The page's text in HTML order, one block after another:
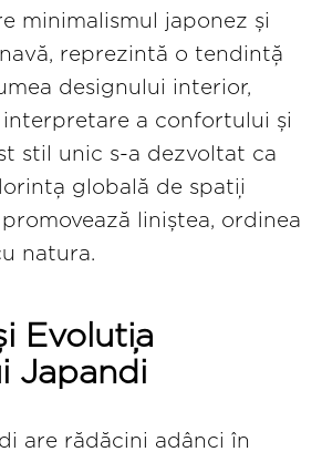
minimalismul japonez și
reprezintă o tendință
designului interior,
a confortului și
stil unic s-a dezvoltat ca
globală de spații
liniștea, ordinea
natura.
Evoluția
Japandi
are rădăcini adânci în